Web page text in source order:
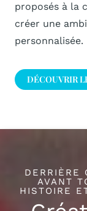
proposés à la
créer une
personnalisée.
DÉCOUVRIR
DERRIÈRE
AVANT
HISTOIRE